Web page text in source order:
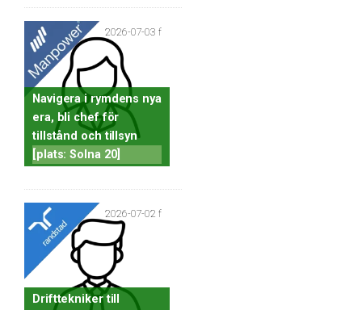
2026-07-03 f
Navigera i rymdens nya
era, bli chef för
tillstånd och tillsyn
[plats: Solna 20]
2026-07-02 f
Drifttekniker till